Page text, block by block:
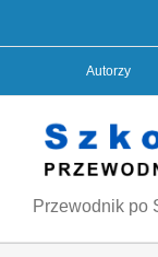
do
Autorzy
Przewodnik po